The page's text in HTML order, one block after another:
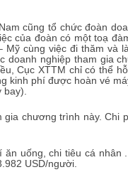
cũng tổ chức đoàn
của đoàn có một toạ
cùng việc đi thăm và
doanh nghiệp tham gia
Cục XTTM chỉ có thể
kinh phí được hoàn vé
chương trình này. Chi
uống, chi tiêu cá nhân
USD/người.